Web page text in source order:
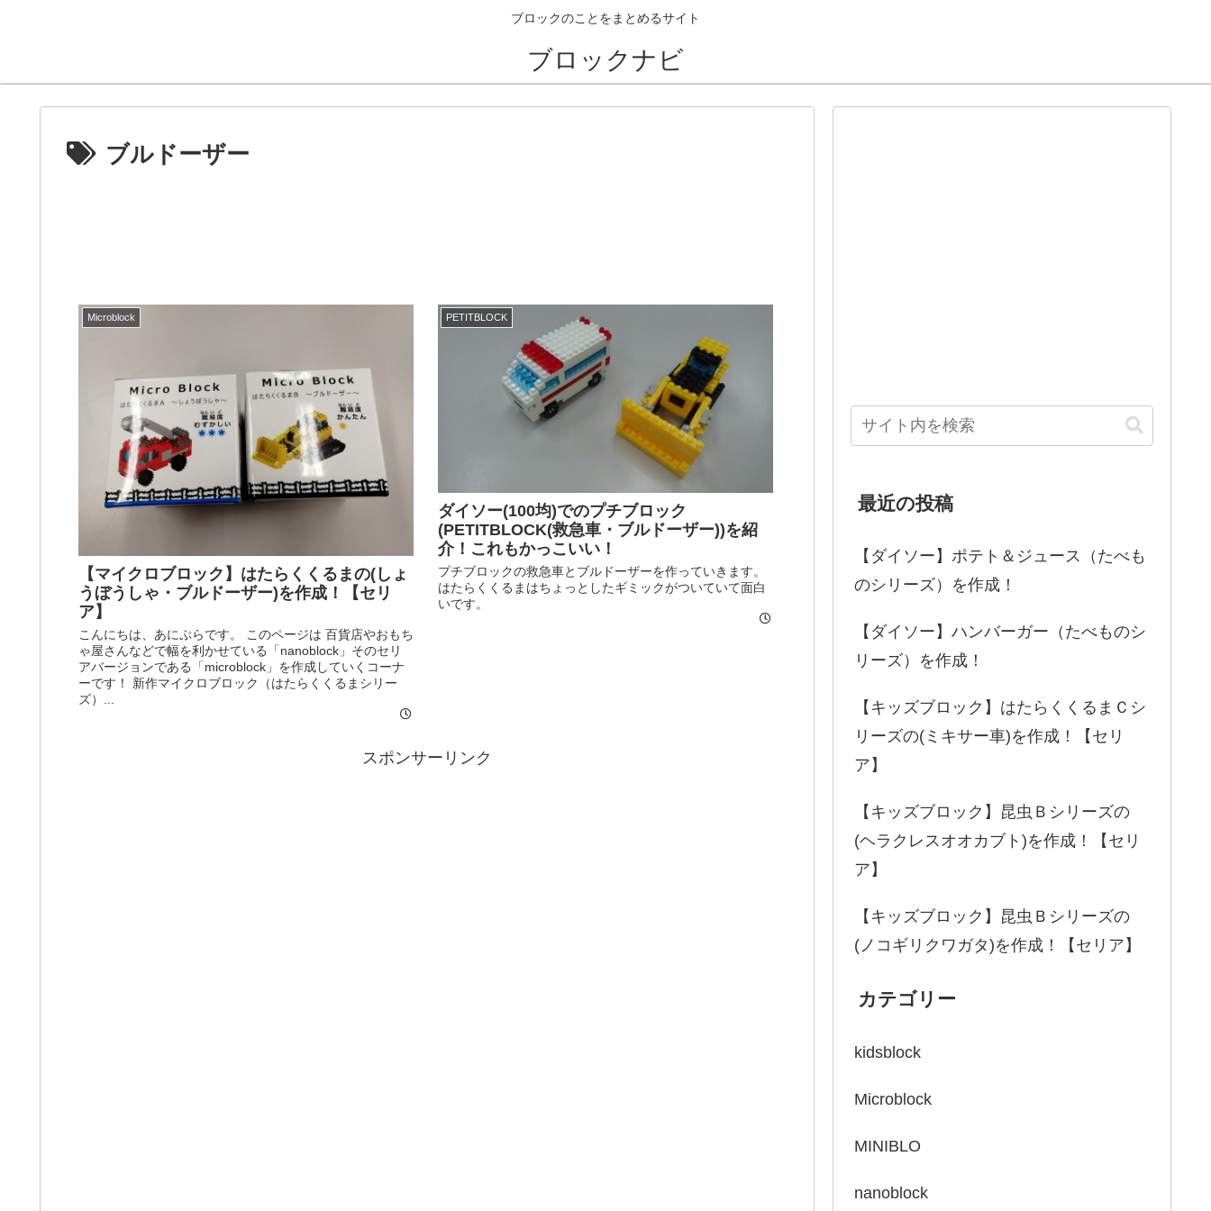
ブロックのことをまとめるサイト
ブロックナビ
ブルドーザー
Microblock
【マイクロブロック】はたらくくるまの(しょ
うぼうしゃ・ブルドーザー)を作成！【セリ
ア】
こんにちは、あにぷらです。 このページは 百貨店やおもち
ゃ屋さんなどで幅を利かせている「nanoblock」そのセリ
アバージョンである「microblock」を作成していくコーナ
ーです！ 新作マイクロブロック（はたらくくるまシリー
ズ）...
PETITBLOCK
ダイソー(100均)でのプチブロック
(PETITBLOCK(救急車・ブルドーザー))を紹
介！これもかっこいい！
プチブロックの救急車とブルドーザーを作っていきます。
はたらくくるまはちょっとしたギミックがついていて面白
いです。
スポンサーリンク
最近の投稿
【ダイソー】ポテト＆ジュース（たべも
のシリーズ）を作成！
【ダイソー】ハンバーガー（たべものシ
リーズ）を作成！
【キッズブロック】はたらくくるまＣシ
リーズの(ミキサー車)を作成！【セリ
ア】
【キッズブロック】昆虫Ｂシリーズの
(ヘラクレスオオカブト)を作成！【セリ
ア】
【キッズブロック】昆虫Ｂシリーズの
(ノコギリクワガタ)を作成！【セリア】
カテゴリー
kidsblock
Microblock
MINIBLO
nanoblock